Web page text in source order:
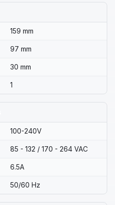
159 mm
97 mm
30 mm
1
100-240V
85 - 132 / 170 - 264 VAC
6.5A
50/60 Hz